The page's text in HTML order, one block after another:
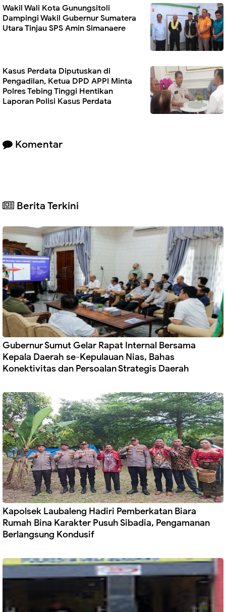
Wakil Wali Kota Gunungsitoli
Dampingi Wakil Gubernur Sumatera
Utara Tinjau SPS Amin Simanaere
Kasus Perdata Diputuskan di
Pengadilan, Ketua DPD APPI Minta
Polres Tebing Tinggi Hentikan
Laporan Polisi Kasus Perdata
Komentar
Berita Terkini
Gubernur Sumut Gelar Rapat Internal Bersama
Kepala Daerah se-Kepulauan Nias, Bahas
Konektivitas dan Persoalan Strategis Daerah
Kapolsek Laubaleng Hadiri Pemberkatan Biara
Rumah Bina Karakter Pusuh Sibadia, Pengamanan
Berlangsung Kondusif